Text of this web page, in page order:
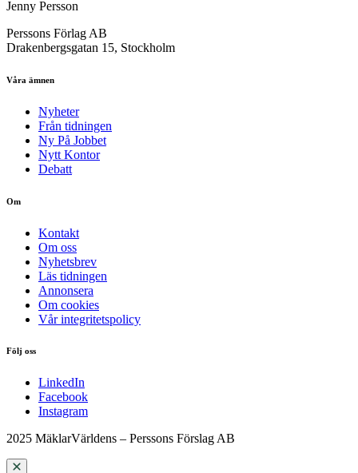
Jenny Persson
Perssons Förlag AB
Drakenbergsgatan 15, Stockholm
Våra ämnen
Nyheter
Från tidningen
Ny På Jobbet
Nytt Kontor
Debatt
Om
Kontakt
Om oss
Nyhetsbrev
Läs tidningen
Annonsera
Om cookies
Vår integritetspolicy
Följ oss
LinkedIn
Facebook
Instagram
2025 MäklarVärldens – Perssons Förslag AB